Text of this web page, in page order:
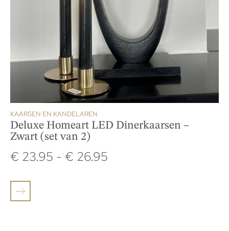
KAARSEN EN KANDELAREN
Deluxe Homeart LED Dinerkaarsen –
Zwart (set van 2)
€ 23.95 - € 26.95